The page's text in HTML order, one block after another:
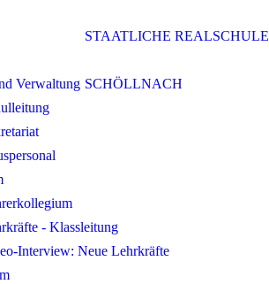
STAATLICHE REALSCHULE
SCHÖLLNACH
Verwaltung
- Klassleitung
Interview: Neue Lehrkräfte